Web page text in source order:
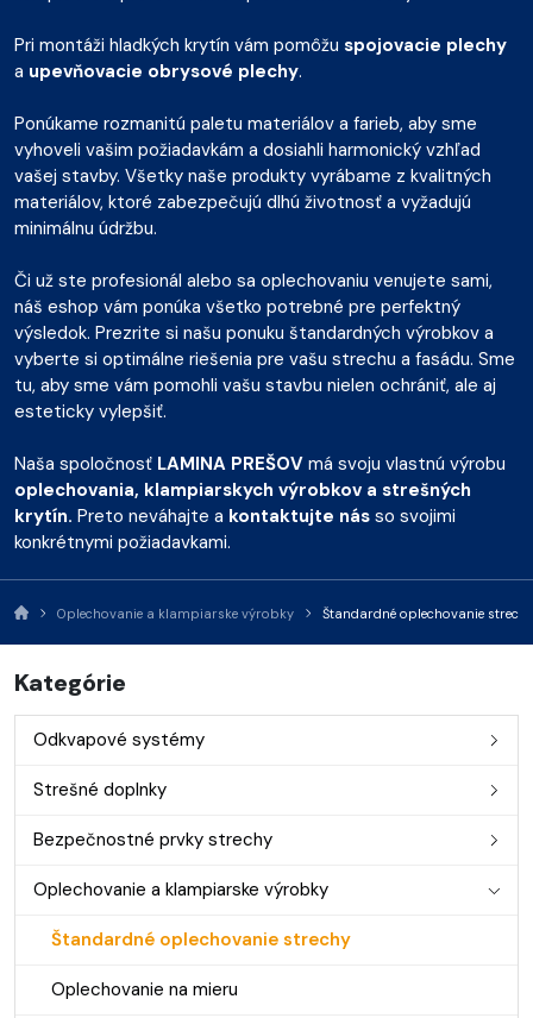
Pri montáži hladkých krytín vám pomôžu spojovacie plechy
a upevňovacie obrysové plechy.
Ponúkame rozmanitú paletu materiálov a farieb, aby sme
vyhoveli vašim požiadavkám a dosiahli harmonický vzhľad
vašej stavby. Všetky naše produkty vyrábame z kvalitných
materiálov, ktoré zabezpečujú dlhú životnosť a vyžadujú
minimálnu údržbu.
Či už ste profesionál alebo sa oplechovaniu venujete sami,
náš eshop vám ponúka všetko potrebné pre perfektný
výsledok. Prezrite si našu ponuku štandardných výrobkov a
vyberte si optimálne riešenia pre vašu strechu a fasádu. Sme
tu, aby sme vám pomohli vašu stavbu nielen ochrániť, ale aj
esteticky vylepšiť.
Naša spoločnosť LAMINA PREŠOV má svoju vlastnú výrobu
oplechovania, klampiarskych výrobkov a strešných
krytín. Preto neváhajte a kontaktujte nás so svojimi
konkrétnymi požiadavkami.
Oplechovanie a klampiarske výrobky Štandardné oplechovanie strechy
Kategórie
Odkvapové systémy
Strešné doplnky
Bezpečnostné prvky strechy
Oplechovanie a klampiarske výrobky
Štandardné oplechovanie strechy
Oplechovanie na mieru